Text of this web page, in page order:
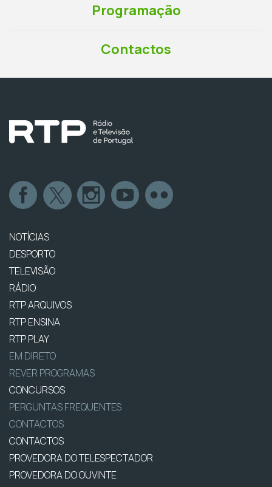
Programação
Contactos
NOTÍCIAS
DESPORTO
TELEVISÃO
RÁDIO
RTP ARQUIVOS
RTP ENSINA
RTP PLAY
EM DIRETO
REVER PROGRAMAS
CONCURSOS
PERGUNTAS FREQUENTES
CONTACTOS
CONTACTOS
PROVEDORA DO TELESPECTADOR
PROVEDORA DO OUVINTE